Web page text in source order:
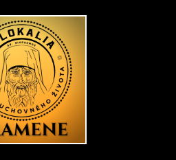
feed.xml